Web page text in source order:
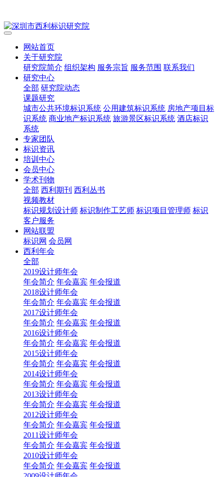
网站首页
关于研究院
研究院简介 组织架构 服务宗旨 服务范围 联系我们
研究中心
全部 研究院动态
课题研究
城市公共环境标识系统 公用建筑标识系统 房地产项目标
识系统 商业地产标识系统 旅游景区标识系统 酒店标识
系统
专家团队
标识资讯
培训中心
会员中心
学术刊物
全部 西利期刊 西利丛书
视频教材
标识规划设计师 标识制作工艺师 标识项目管理师 标识
客户服务
网站联盟
标识网 会员网
西利年会
全部
2019设计师年会
年会简介 年会嘉宾 年会报道
2018设计师年会
年会简介 年会嘉宾 年会报道
2017设计师年会
年会简介 年会嘉宾 年会报道
2016设计师年会
年会简介 年会嘉宾 年会报道
2015设计师年会
年会简介 年会嘉宾 年会报道
2014设计师年会
年会简介 年会嘉宾 年会报道
2013设计师年会
年会简介 年会嘉宾 年会报道
2012设计师年会
年会简介 年会嘉宾 年会报道
2011设计师年会
年会简介 年会嘉宾 年会报道
2010设计师年会
年会简介 年会嘉宾 年会报道